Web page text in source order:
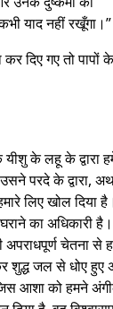
याद नहीं रखूँगा।”
कर दिए गए तो
यीशु के लहू के
परदे के द्वारा,
लिए खोल दिया है।
का अधिकारी है।
अपराधपूर्ण चेतना
शुद्ध जल से धोए हुए
आशा को हमने